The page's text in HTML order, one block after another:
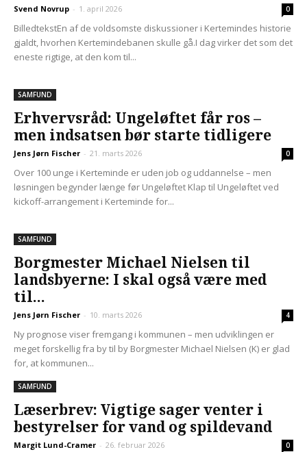
Svend Novrup - 1. april 2026 0
BilledtekstEn af de voldsomste diskussioner i Kertemindes historie
gjaldt, hvorhen Kertemindebanen skulle gå.I dag virker det som det
eneste rigtige, at den kom til...
SAMFUND
Erhvervsråd: Ungeløftet får ros –
men indsatsen bør starte tidligere
Jens Jørn Fischer - 21. marts 2026 0
Over 100 unge i Kerteminde er uden job og uddannelse – men
løsningen begynder længe før Ungeløftet Klap til Ungeløftet ved
kickoff-arrangement i Kerteminde for...
SAMFUND
Borgmester Michael Nielsen til
landsbyerne: I skal også være med
til...
Jens Jørn Fischer - 10. marts 2026 4
Ny prognose viser fremgang i kommunen – men udviklingen er
meget forskellig fra by til by Borgmester Michael Nielsen (K) er glad
for, at kommunen...
SAMFUND
Læserbrev: Vigtige sager venter i
bestyrelser for vand og spildevand
Margit Lund-Cramer - 26. februar 2026 0